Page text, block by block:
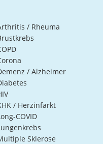
/ Rheuma
/ Alzheimer
/ Herzinfarkt
COVID
Sklerose